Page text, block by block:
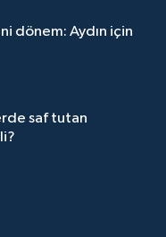
dönem: Aydın için
saf tutan